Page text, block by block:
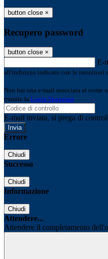
button close ×
Recupero password
button close ×
E-
all'indirizzo indicato con le istruzioni
Non hai una e-mail associata al nome
tramite la Login Spaggiari
E-mail inviata, si prega di
Errore
Chiudi
Successo
Chiudi
Informazione
Chiudi
Attendere...
Attendere il completamento